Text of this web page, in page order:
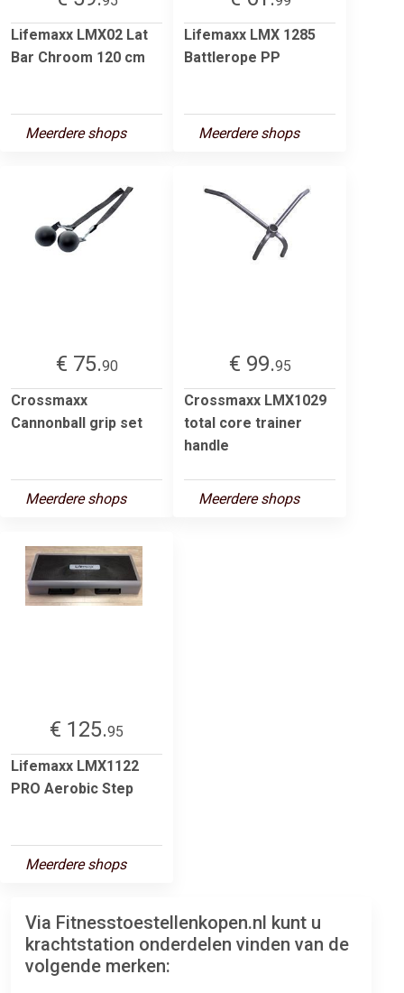
Lifemaxx LMX02 Lat
Bar Chroom 120 cm
Meerdere shops
Lifemaxx LMX 1285
Battlerope PP
Meerdere shops
€ 75.90
Crossmaxx
Cannonball grip set
Meerdere shops
€ 99.95
Crossmaxx LMX1029
total core trainer
handle
Meerdere shops
€ 125.95
Lifemaxx LMX1122
PRO Aerobic Step
Meerdere shops
Via Fitnesstoestellenkopen.nl kunt u
krachtstation onderdelen vinden van de
volgende merken: